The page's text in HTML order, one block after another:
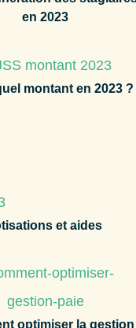
en 2023
montant en 2023 ?
et aides
optimiser la gestion